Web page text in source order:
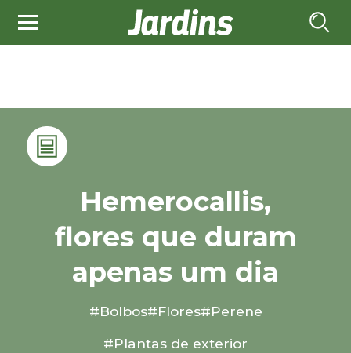
Hemerocallis,
flores que duram
apenas um dia
#Bolbos#Flores#Perene
#Plantas de exterior